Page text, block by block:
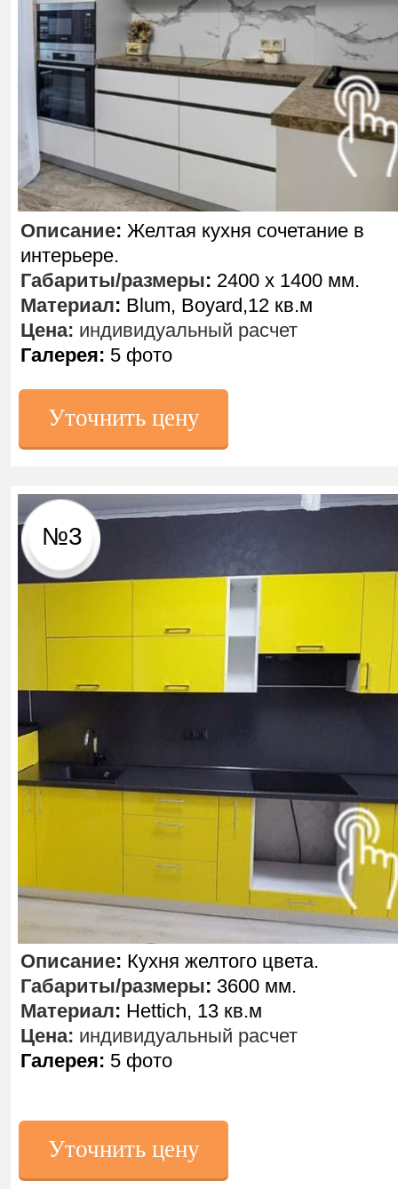
№3
Уточнить цену
Уточнить цену
Описание: Желтая кухня сочетание в
интерьере.
Габариты/размеры: 2400 х 1400 мм.
Материал: Blum, Boyard,12 кв.м
Цена: индивидуальный расчет
Галерея: 5 фото
Описание: Кухня желтого цвета.
Габариты/размеры: 3600 мм.
Материал: Hettich, 13 кв.м
Цена: индивидуальный расчет
Галерея: 5 фото